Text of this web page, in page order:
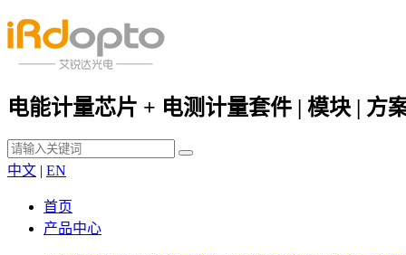
电能计量芯片 + 电测计量套件 | 模块 | 方
中文 | EN
首页
产品中心